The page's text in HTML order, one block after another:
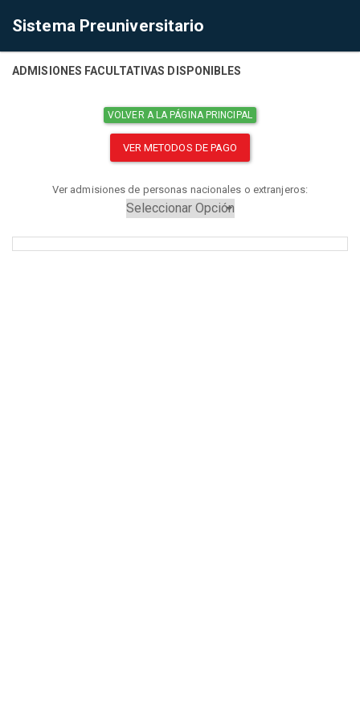
Sistema Preuniversitario
ADMISIONES FACULTATIVAS DISPONIBLES
VOLVER A LA PÁGINA PRINCIPAL
VER METODOS DE PAGO
Ver admisiones de personas nacionales o extranjeros: